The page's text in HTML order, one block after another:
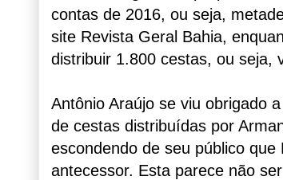
contas de 2016, ou seja,
site Revista Geral Bahia,
distribuir 1.800 cestas, ou seja,
Antônio Araújo se viu obrigado
de cestas distribuídas por
escondendo de seu público
antecessor. Esta parece não